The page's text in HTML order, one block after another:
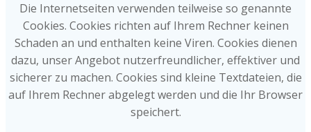
Die Internetseiten verwenden teilweise so genannte
Cookies. Cookies richten auf Ihrem Rechner keinen
Schaden an und enthalten keine Viren. Cookies dienen
dazu, unser Angebot nutzerfreundlicher, effektiver und
sicherer zu machen. Cookies sind kleine Textdateien, die
auf Ihrem Rechner abgelegt werden und die Ihr Browser
speichert.